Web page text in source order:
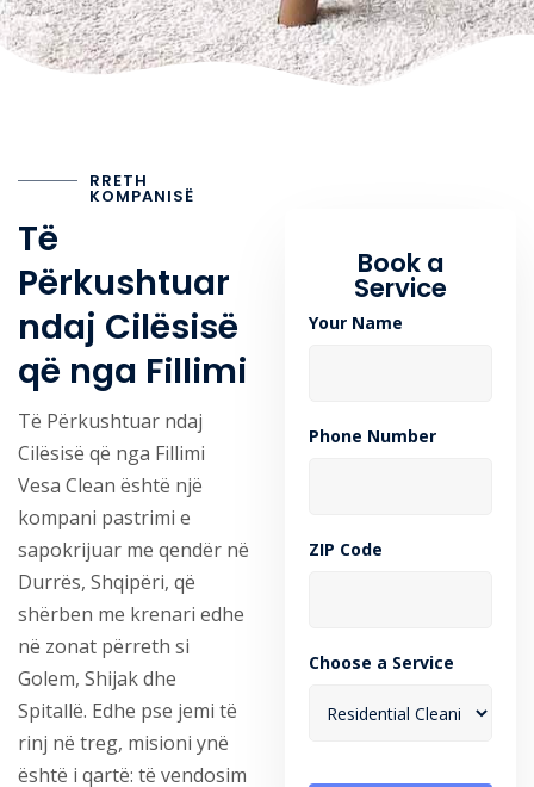
RRETH
KOMPANISË
Të
Përkushtuar
ndaj Cilësisë
që nga Fillimi
Të Përkushtuar ndaj
Cilësisë që nga Fillimi
Vesa Clean është një
kompani pastrimi e
sapokrijuar me qendër në
Durrës, Shqipëri, që
shërben me krenari edhe
në zonat përreth si
Golem, Shijak dhe
Spitallë. Edhe pse jemi të
rinj në treg, misioni ynë
është i qartë: të vendosim
Book a
Service
Your Name
Phone Number
ZIP Code
Choose a Service